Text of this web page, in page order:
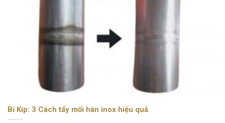
Bí Kíp: 3 Cách tẩy mối hàn inox hiệu quả